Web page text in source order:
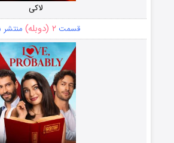
لاکی
قسمت ۲ (دوبله) منتشر